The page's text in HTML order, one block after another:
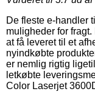
De fleste e-handler
muligheder for
at få leveret til et
nyindkøbte
er nemlig rigtig
letkøbte
Color Laserjet